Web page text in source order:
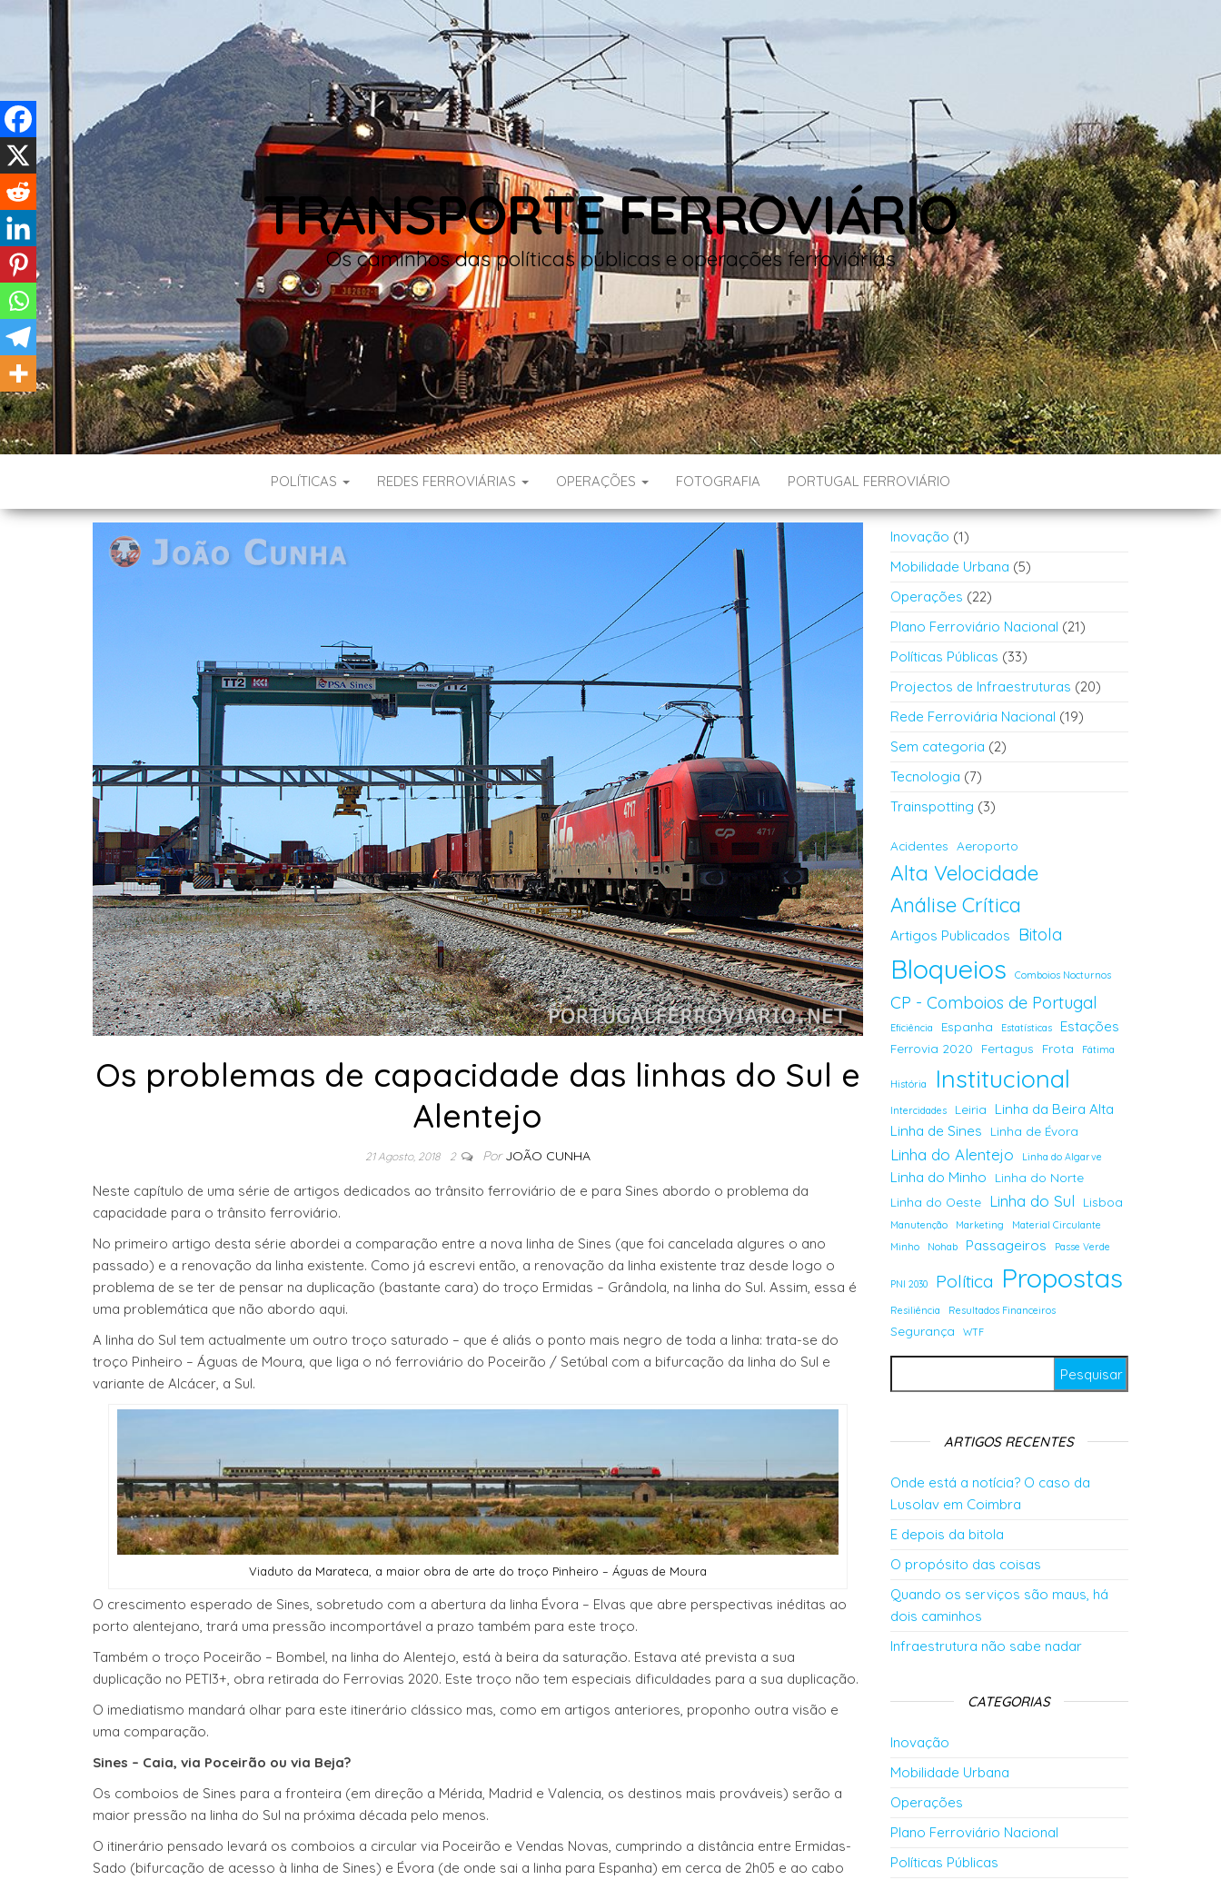
TRANSPORTE FERROVIÁRIO
Os caminhos das políticas públicas e operações ferroviárias
POLÍTICAS REDES FERROVIÁRIAS OPERAÇÕES FOTOGRAFIA PORTUGAL FERROVIÁRIO
Os problemas de capacidade das linhas do Sul e
Alentejo
21 Agosto, 2018 2 Por JOÃO CUNHA
Neste capítulo de uma série de artigos dedicados ao trânsito ferroviário de e para Sines abordo o problema da
capacidade para o trânsito ferroviário.
No primeiro artigo desta série abordei a comparação entre a nova linha de Sines (que foi cancelada algures o ano
passado) e a renovação da linha existente. Como já escrevi então, a renovação da linha existente traz desde logo o
problema de se ter de pensar na duplicação (bastante cara) do troço Ermidas – Grândola, na linha do Sul. Assim, essa é
uma problemática que não abordo aqui.
A linha do Sul tem actualmente um outro troço saturado – que é aliás o ponto mais negro de toda a linha: trata-se do
troço Pinheiro – Águas de Moura, que liga o nó ferroviário do Poceirão / Setúbal com a bifurcação da linha do Sul e
variante de Alcácer, a Sul.
Viaduto da Marateca, a maior obra de arte do troço Pinheiro – Águas de Moura
O crescimento esperado de Sines, sobretudo com a abertura da linha Évora – Elvas que abre perspectivas inéditas ao
porto alentejano, trará uma pressão incomportável a prazo também para este troço.
Também o troço Poceirão – Bombel, na linha do Alentejo, está à beira da saturação. Estava até prevista a sua
duplicação no PETI3+, obra retirada do Ferrovias 2020. Este troço não tem especiais dificuldades para a sua duplicação.
O imediatismo mandará olhar para este itinerário clássico mas, como em artigos anteriores, proponho outra visão e
uma comparação.
Sines – Caia, via Poceirão ou via Beja?
Os comboios de Sines para a fronteira (em direção a Mérida, Madrid e Valencia, os destinos mais prováveis) serão a
maior pressão na linha do Sul na próxima década pelo menos.
O itinerário pensado levará os comboios a circular via Poceirão e Vendas Novas, cumprindo a distância entre Ermidas-
Sado (bifurcação de acesso à linha de Sines) e Évora (de onde sai a linha para Espanha) em cerca de 2h05 e ao cabo
Inovação (1)
Mobilidade Urbana (5)
Operações (22)
Plano Ferroviário Nacional (21)
Políticas Públicas (33)
Projectos de Infraestruturas (20)
Rede Ferroviária Nacional (19)
Sem categoria (2)
Tecnologia (7)
Trainspotting (3)
Acidentes Aeroporto
Alta Velocidade
Análise Crítica
Artigos Publicados Bitola
Bloqueios Comboios Nocturnos
CP - Comboios de Portugal
Eficiência Espanha Estatísticas Estações
Ferrovia 2020 Fertagus Frota Fátima
História Institucional
Intercidades Leiria
Linha da Beira Alta
Linha de Sines
Linha de Évora
Linha do Alentejo Linha do Algarve
Linha do Minho
Linha do Norte
Linha do Oeste
Linha do Sul Lisboa
Manutenção Marketing
Material Circulante
Minho
Nohab Passageiros Passe Verde
PNI 2030 Política Propostas
Resiliência Resultados Financeiros
Segurança WTF
ARTIGOS RECENTES
Onde está a notícia? O caso da
Lusolav em Coimbra
E depois da bitola
O propósito das coisas
Quando os serviços são maus, há
dois caminhos
Infraestrutura não sabe nadar
CATEGORIAS
Inovação
Mobilidade Urbana
Operações
Plano Ferroviário Nacional
Políticas Públicas